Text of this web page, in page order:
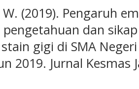
(2019). Pengaruh
dan
gigi di SMA
2019. Jurnal Kesmas